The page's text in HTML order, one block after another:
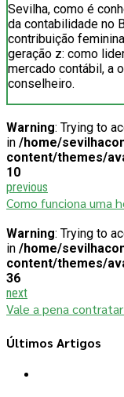
Sevilha, como é
da contabilidade no
contribuição
geração z: como
mercado contábil, a
conselheiro.
Warning: Trying to
in /home/
content/themes/
10
previous
Como funciona uma
Warning: Trying to
in /home/
content/themes/
36
next
Vale a pena
Últimos Artigos